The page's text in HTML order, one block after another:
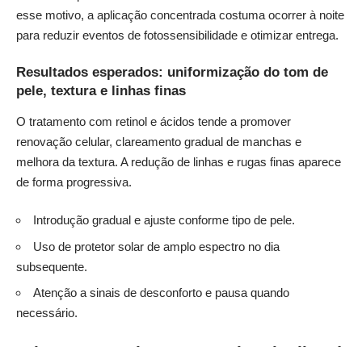
esse motivo, a aplicação concentrada costuma ocorrer à noite
para reduzir eventos de fotossensibilidade e otimizar entrega.
Resultados esperados: uniformização do tom de
pele, textura e linhas finas
O tratamento com retinol e ácidos tende a promover
renovação celular, clareamento gradual de manchas e
melhora da textura. A redução de linhas e rugas finas aparece
de forma progressiva.
Introdução gradual e ajuste conforme tipo de pele.
Uso de protetor solar de amplo espectro no dia
subsequente.
Atenção a sinais de desconforto e pausa quando
necessário.